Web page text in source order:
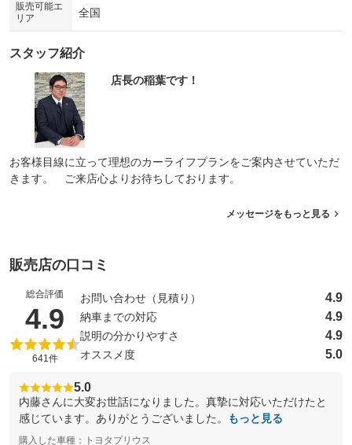
販売可能エ
リア
全国
スタッフ紹介
店長の稲葉です！
お客様目線に立って理想のカーライフプランをご案内させていただ
きます。 ご来店心よりお待ちしております。
メッセージをもっと見る
販売店の口コミ
総合評価
4.9 （5点満点中）
641件
お問い合わせ（見積り） 4.9
納車までの対応 4.9
説明の分かりやすさ 4.9
オススメ度 5.0
5.0
内藤さんに大変お世話になりました。真摯に対応いただけたと
感じています。ありがとうございました。
もっと見る
購入した車種：トヨタプリウス